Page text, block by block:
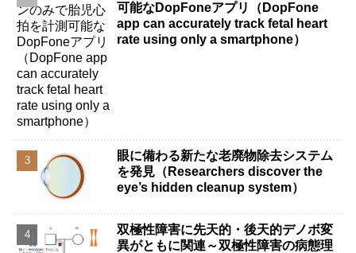
可能なDopFoneアプリ（DopFone
app can accurately track fetal heart
rate using only a smartphone）
眼に備わる新たな老廃物除去システム
を発見（Researchers discover the
eye’s hidden cleanup system）
双極性障害に先天的・後天的デノボ変
異がともに関連～双極性障害の病態理